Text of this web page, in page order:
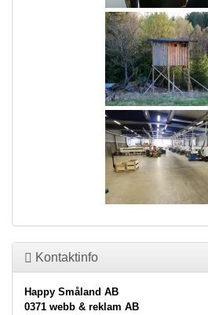
Kontaktinfo
Happy Småland AB
0371 webb & reklam AB